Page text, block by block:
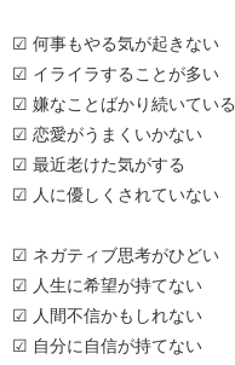
☑ 何事もやる気が起きない
☑ イライラすることが多い
☑ 嫌なことばかり続いている
☑ 恋愛がうまくいかない
☑ 最近老けた気がする
☑ 人に優しくされていない
☑ ネガティブ思考がひどい
☑ 人生に希望が持てない
☑ 人間不信かもしれない
☑ 自分に自信が持てない